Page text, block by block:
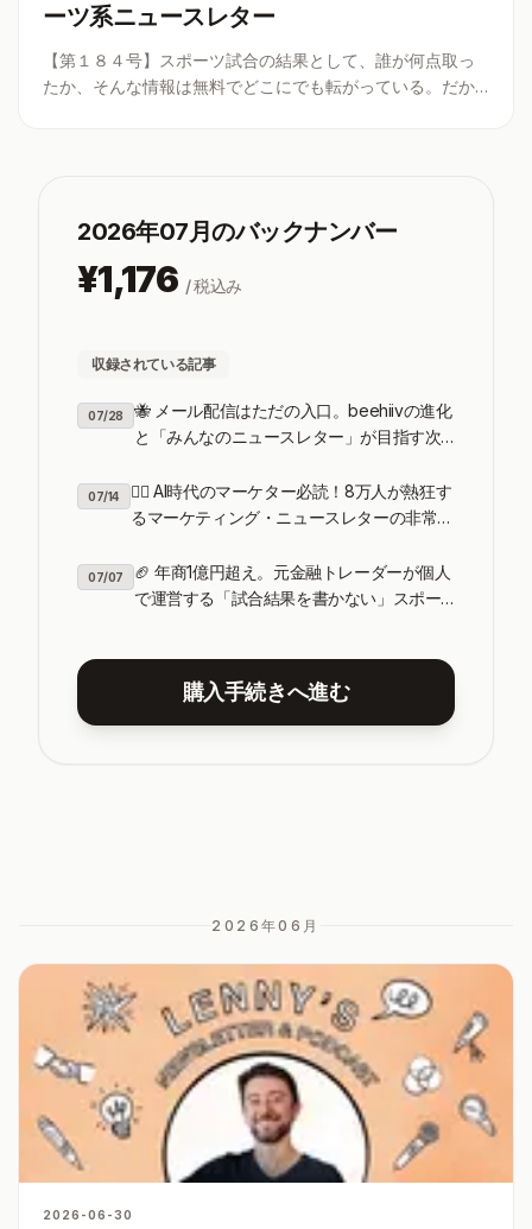
ーツ系ニュースレター
【第１８４号】スポーツ試合の結果として、誰が何点取っ
たか、そんな情報は無料でどこにでも転がっている。だか
2026年07 月のバックナンバー
¥1,176 / 税込み
収録されている記事
07/28
🐝 メール配信はただの入口。beehiivの進化
と「みんなのニュースレター」が目指す次
07/14
🏌️‍♀️ AI時代のマーケター必読！8万人が熱狂す
るマーケティング・ニュースレターの非常識
07/07
🏈 年商1億円超え。元金融トレーダーが個人
で運営する「試合結果を書かない」スポー
購入手続きへ進む
2026年06 月
2026-06-30